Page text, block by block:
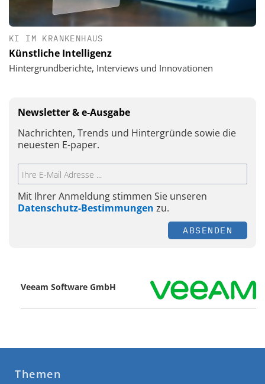
KI IM KRANKENHAUS
Künstliche Intelligenz
Hintergrundberichte, Interviews und Innovationen
Newsletter & e-Ausgabe
Nachrichten, Trends und Hintergründe sowie die
neuesten E-paper.
Mit Ihrer Anmeldung stimmen Sie unseren
Datenschutz-Bestimmungen zu.
ABSENDEN
Veeam Software GmbH
Themen